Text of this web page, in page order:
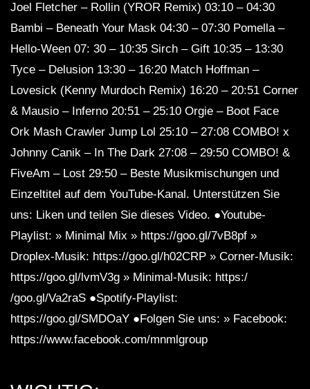
Joel Fletcher – Rollin (YROR Remix) 03:10 – 04:30
Bambi – Beneath Your Mask 04:30 – 07:30 Pomella –
Hello-Ween 07: 30 – 10:35 Sirch – Gift 10:35 – 13:30
Tyce – Delusion 13:30 – 16:20 Match Hoffman –
Lovesick (Kenny Murdoch Remix) 16:20 – 20:51 Corner
& Mausio – Inferno 20:51 – 25:10 Orgie – Boot Face
Ork Mash Crawler Jump Lol 25:10 – 27:08 COMBO! x
Johnny Canik – In The Dark 27:08 – 29:50 COMBO! &
FiveAm – Lost 29:50 – Beste Musikmischungen und
Einzeltitel auf dem YouTube-Kanal. Unterstützen Sie
uns: Liken und teilen Sie dieses Video. ●Youtube-
Playlist: » Minimal Mix » https://goo.gl/7vB8pf »
Droplex-Musik: https://goo.gl/h02CRP » Corner-Musik:
https://goo.gl/lvmV3g » Minimal-Musik: https:/
/goo.gl/Va2raS ●Spotify-Playlist:
https://goo.gl/SMDOaY ●Folgen Sie uns: » Facebook:
https://www.facebook.com/mnmlgroup